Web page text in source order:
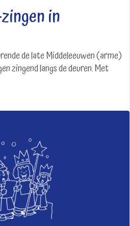
in
de late Middeleeuwen (arme)
zingend langs de deuren. Met